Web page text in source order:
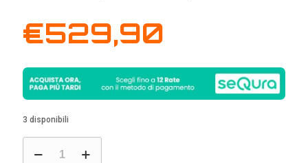
€529,90
3 disponibili
ROG